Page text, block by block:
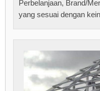
Perbelanjaan, Brand/
yang sesuai dengan